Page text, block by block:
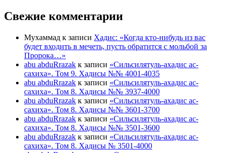
Свежие комментарии
Мухаммад к записи Хадис: «Когда кто-нибудь из вас
будет входить в мечеть, пусть обратится с мольбой за
Пророка…»
abu abduRrazak к записи «Сильсилятуль-ахадис ас-
сахиха». Том 9. Хадисы №№ 4001-4035
abu abduRrazak к записи «Сильсилятуль-ахадис ас-
сахиха». Том 8. Хадисы №№ 3937-4000
abu abduRrazak к записи «Сильсилятуль-ахадис ас-
сахиха». Том 8. Хадисы №№ 3601-3700
abu abduRrazak к записи «Сильсилятуль-ахадис ас-
сахиха». Том 8. Хадисы №№ 3501-3600
abu abduRrazak к записи «Сильсилятуль-ахадис ас-
сахиха». Том 8. Хадисы № 3501-4000